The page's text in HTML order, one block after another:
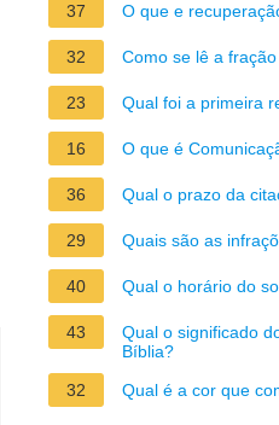
37 O que e
32 Como se lê a
23 Qual foi a primeira
16 O que é
36 Qual o prazo da
29 Quais são as
40 Qual o horário do
43
Qual o significado
Bíblia?
32
Qual é a cor que